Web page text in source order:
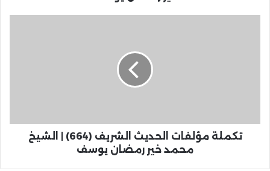
تكملة مؤلفات الحديث الشريف (664) | الشيخ
محمد خير رمضان يوسف